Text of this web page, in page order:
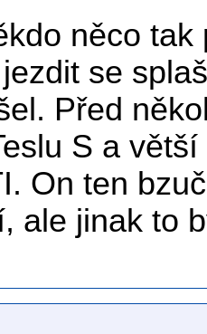
něco
se
Před
S a
On ten
ale jinak to